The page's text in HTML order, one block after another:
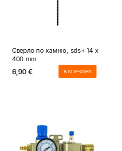
Сверло по камню, sds+ 14 x
400 mm
6,90€ В КОРЗИНУ